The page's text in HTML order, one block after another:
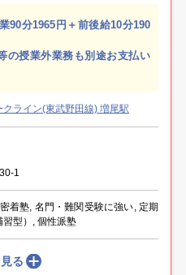
90分1965円＋前後給10分190
の授業外業務も別途お支払い
ライン(東武野田線) 増尾駅
1
着塾, 名門・難関受験に強い, 定期
型）, 個性派塾
る